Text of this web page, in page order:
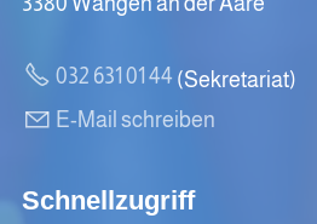
032 631 01 44 (Sekretariat)
E-Mail schreiben
Schnellzugriff